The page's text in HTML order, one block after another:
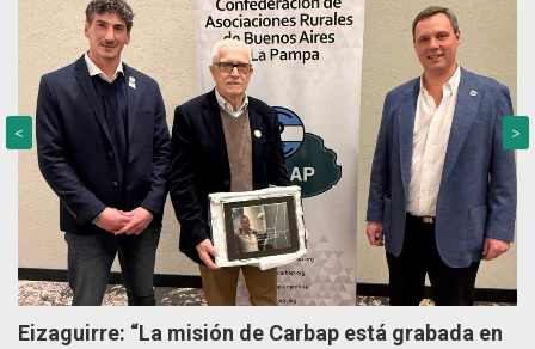
Eizaguirre: “La misión de Carbap está grabada en
< >